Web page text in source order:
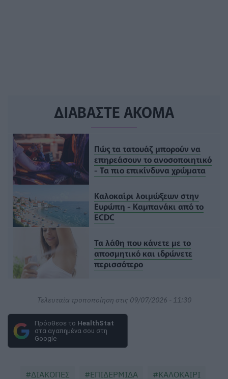
ΔΙΑΒΑΣΤΕ ΑΚΟΜΑ
Πώς τα τατουάζ μπορούν να
επηρεάσουν το ανοσοποιητικό
- Τα πιο επικίνδυνα χρώματα
Καλοκαίρι λοιμώξεων στην
Ευρώπη - Καμπανάκι από το
ECDC
Τα λάθη που κάνετε με το
αποσμητικό και ιδρώνετε
περισσότερο
Τελευταία τροποποίηση στις 09/07/2026 - 11:30
Πρόσθεσε το HealthStat
στα αγαπημένα σου στη
Google
ΔΙΑΚΟΠΕΣ ΕΠΙΔΕΡΜΙΔΑ ΚΑΛΟΚΑΙΡΙ